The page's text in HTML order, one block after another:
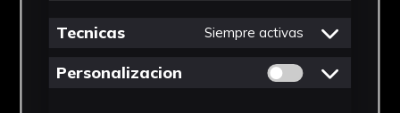
Tecnicas Siempre activas
Personalizacion Permitir cookies